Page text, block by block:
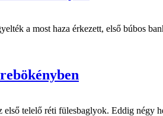
a most haza érkezett, első búbos
telelő réti fülesbaglyok. Eddig négy